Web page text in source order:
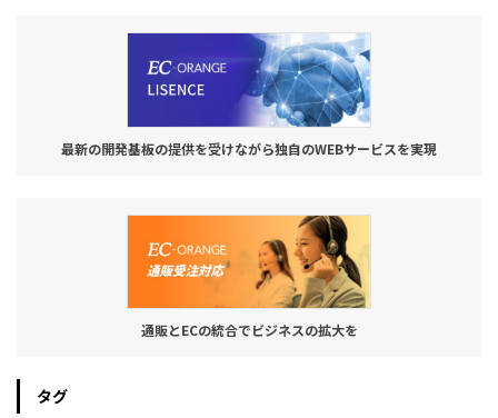
最新の開発基板の提供を受けながら独自のWEBサービスを実現
通販とECの統合でビジネスの拡大を
タグ